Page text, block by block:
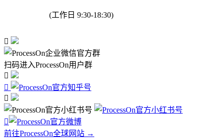
(工作日 9:30-18:30)

扫码进入ProcessOn用户群




前往ProcessOn全球网站 →